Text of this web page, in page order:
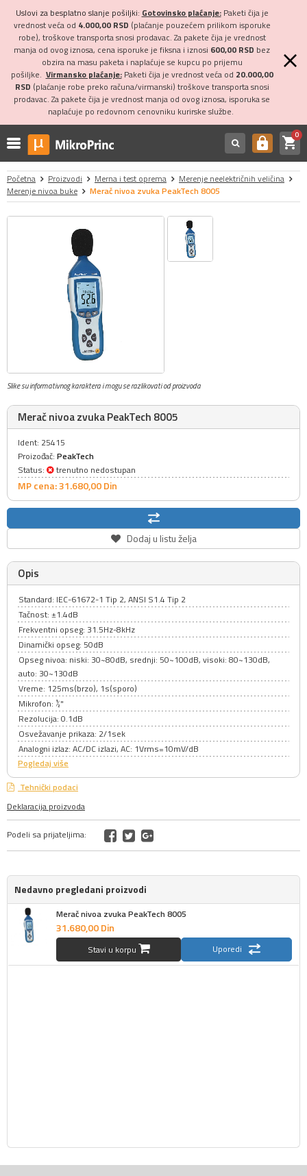
Uslovi za besplatno slanje pošiljki: Gotovinsko plaćanje:Paketi čija je
vrednost veća od 4.000,00 RSD (plaćanje pouzećem prilikom isporuke
robe), troškove transporta snosi prodavac. Za pakete čija je vrednost
manja od ovog iznosa, cena isporuke je fiksna i iznosi 600,00 RSD bez
obzira na masu paketa i naplaćuje se kupcu po prijemu
pošiljke. Virmansko plaćanje:Paketi čija je vrednost veća od 20.000,00
RSD (plaćanje robe preko računa/virmanski) troškove transporta snosi
prodavac. Za pakete čija je vrednost manja od ovog iznosa, isporuka se
naplaćuje po redovnom cenovniku kurirske službe.
https shopping_cart0
Početna Proizvodi Merna i test oprema
Merenje neelektričnih veličina
Merenje nivoa buke
Merač nivoa zvuka PeakTech 8005
Slike su informativnog karaktera i mogu se razlikovati od proizvoda
Merač nivoa zvuka PeakTech 8005
Ident: 25415
Proizođač: PeakTech
Status:
trenutno nedostupan
MP cena: 31.680,00Din
Dodaj u listu želja
Opis
Standard: IEC-61672-1 Tip 2, ANSI S1.4 Tip 2
Tačnost: ±1.4dB
Frekventni opseg: 31.5Hz-8kHz
Dinamički opseg: 50dB
Opseg nivoa: niski: 30~80dB, srednji: 50~100dB, visoki: 80~130dB,
auto: 30~130dB
Vreme: 125ms(brzo), 1s(sporo)
Mikrofon: ½"
Rezolucija: 0.1dB
Osvežavanje prikaza: 2/1sek
Analogni izlaz: AC/DC izlazi, AC: 1Vrms=10mV/dB
Pogledaj više
Tehnički podaci
Deklaracija proizvoda
Podeli sa prijateljima:
Nedavno pregledani proizvodi
Merač nivoa zvuka PeakTech 8005
31.680,00Din
Stavi u korpu Uporedi